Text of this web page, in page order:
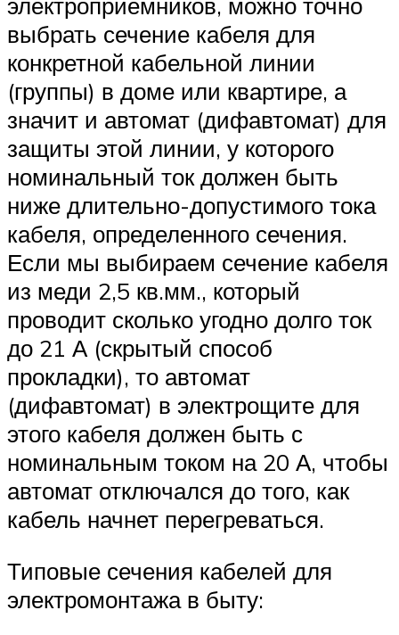
электроприемников, можно точно
выбрать сечение кабеля для
конкретной кабельной линии
(группы) в доме или квартире, а
значит и автомат (дифавтомат) для
защиты этой линии, у которого
номинальный ток должен быть
ниже длительно-допустимого тока
кабеля, определенного сечения.
Если мы выбираем сечение кабеля
из меди 2,5 кв.мм., который
проводит сколько угодно долго ток
до 21 А (скрытый способ
прокладки), то автомат
(дифавтомат) в электрощите для
этого кабеля должен быть с
номинальным током на 20 А, чтобы
автомат отключался до того, как
кабель начнет перегреваться.
Типовые сечения кабелей для
электромонтажа в быту: